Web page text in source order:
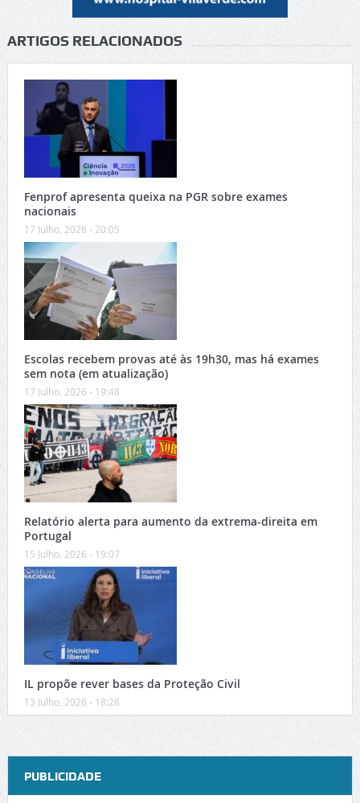
ARTIGOS RELACIONADOS
Fenprof apresenta queixa na PGR sobre exames
nacionais
17 Julho, 2026 - 20:05
Escolas recebem provas até às 19h30, mas há exames
sem nota (em atualização)
17 Julho, 2026 - 19:48
Relatório alerta para aumento da extrema-direita em
Portugal
15 Julho, 2026 - 19:07
IL propõe rever bases da Proteção Civil
13 Julho, 2026 - 18:28
PUBLICIDADE